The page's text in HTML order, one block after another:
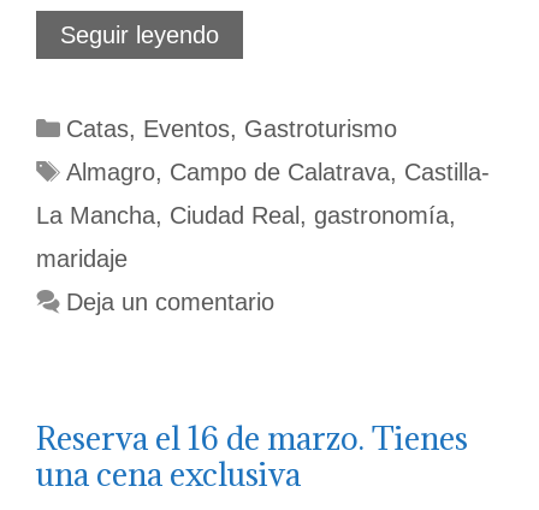
Seguir leyendoYa
es
Vive
Categorías
Catas, Eventos, Gastroturismo
Etiquetas
Almagro, Campo de Calatrava, Castilla-
La Mancha, Ciudad Real , gastronomía,
maridaje
Deja un comentario
Reserva el 16 de marzo. Tienes
una cena exclusiva